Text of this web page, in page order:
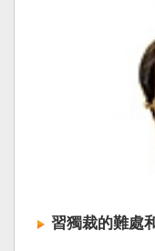
習獨裁的難處